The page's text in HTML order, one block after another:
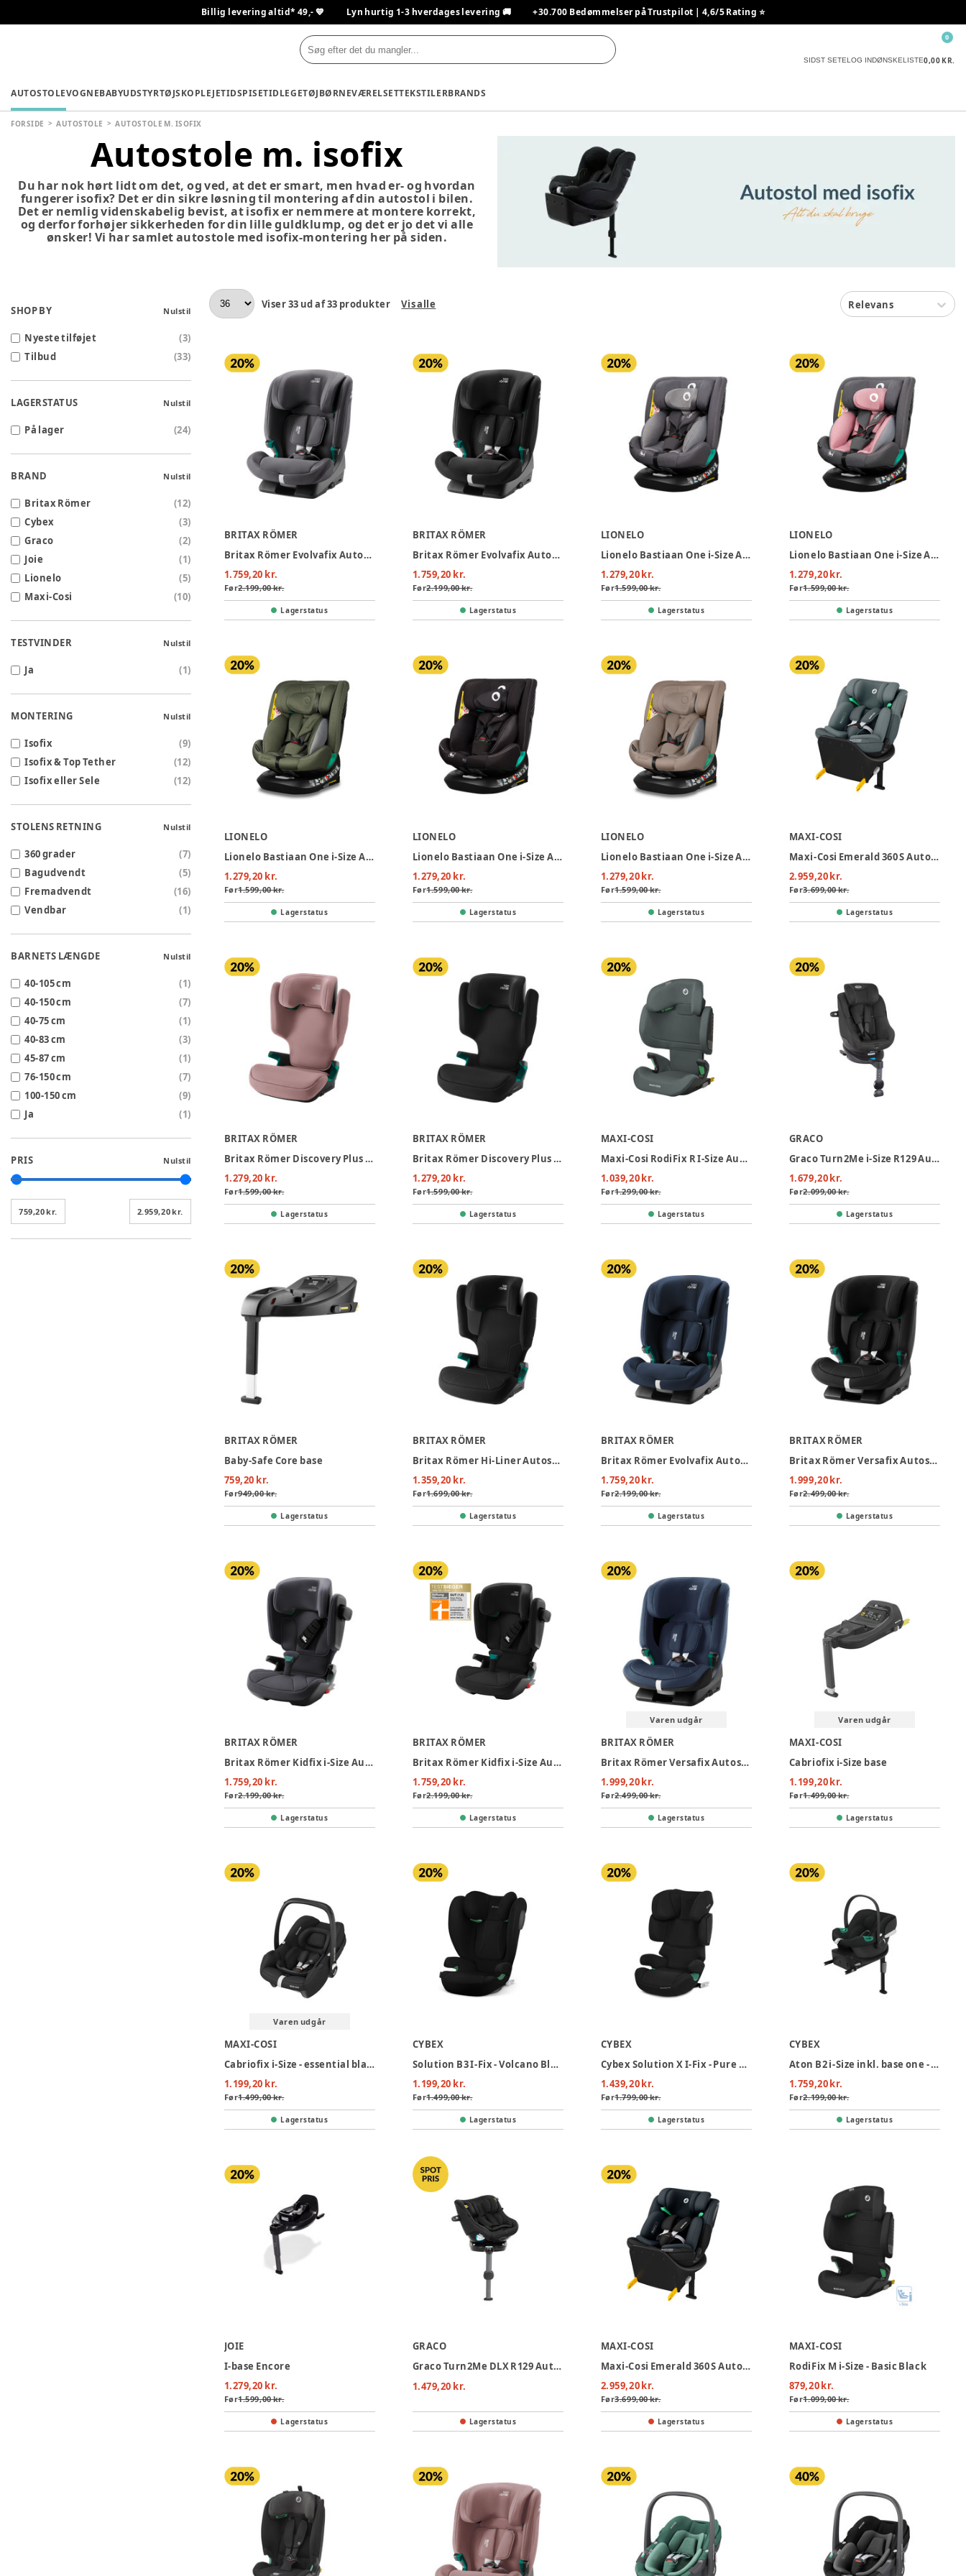
Billig levering altid* 49,- 💙 Lyn hurtig 1-3 hverdages levering 🚚 +30.700 Bedømmelser på Trustpilot | 4,6/5 Rating ⭐️
SIDST SETELOG INDØNSKELISTE0,00 KR.
0
AUTOSTOLEVOGNEBABYUDSTYRTØJSKOPLEJETIDSPISETIDLEGETØJBØRNEVÆRELSETTEKSTILERBRANDS
FORSIDE AUTOSTOLE AUTOSTOLE M. ISOFIX
Autostole m. isofix
Du har nok hørt lidt om det, og ved, at det er smart, men hvad er- og hvordan
fungerer isofix? Det er din sikre løsning til montering af din autostol i bilen.
Det er nemlig videnskabelig bevist, at isofix er nemmere at montere korrekt,
og derfor forhøjer sikkerheden for din lille guldklump, og det er jo det vi alle
ønsker! Vi har samlet autostole med isofix-montering her på siden.
SHOP BY Nulstil
Nyeste tilføjet (3)
Tilbud
(33)
LAGERSTATUS Nulstil
På lager (24)
BRAND Nulstil
Britax Römer (12)
Cybex
(3)
Graco
(2)
Joie
(1)
Lionelo
(5)
Maxi-Cosi
(10)
TESTVINDER Nulstil
Ja (1)
MONTERING Nulstil
Isofix (9)
Isofix & Top Tether
(12)
Isofix eller Sele
(12)
STOLENS RETNING Nulstil
360 grader (7)
Bagudvendt
(5)
Fremadvendt
(16)
Vendbar
(1)
BARNETS LÆNGDE Nulstil
40-105 cm (1)
40-150 cm
(7)
40-75 cm
(1)
40-83 cm
(3)
45-87 cm
(1)
76-150 cm
(7)
100-150 cm
(9)
Ja
(1)
PRIS Nulstil
759,20 kr. 2.959,20 kr.
Viser33 ud af33 produkter Vis alle Relevans
BRITAX RÖMER
Britax Römer Evolvafix Autostol - Midnight Grey
1.759,20 kr.
Før2.199,00 kr.
Lagerstatus
BRITAX RÖMER
Britax Römer Evolvafix Autostol - Space Black
1.759,20 kr.
Før2.199,00 kr.
Lagerstatus
LIONELO
Lionelo Bastiaan One i-Size Autostol - Grey Stone
1.279,20 kr.
Før1.599,00 kr.
Lagerstatus
LIONELO
Lionelo Bastiaan One i-Size Autostol - Pink Rose
1.279,20 kr.
Før1.599,00 kr.
Lagerstatus
LIONELO
Lionelo Bastiaan One i-Size Autostol - Green Olive
1.279,20 kr.
Før1.599,00 kr.
Lagerstatus
LIONELO
Lionelo Bastiaan One i-Size Autostol - Black Carbon
1.279,20 kr.
Før1.599,00 kr.
Lagerstatus
LIONELO
Lionelo Bastiaan One i-Size Autostol - Beige Sand
1.279,20 kr.
Før1.599,00 kr.
Lagerstatus
MAXI-COSI
Maxi-Cosi Emerald 360 S Autostol - Tonal Graphite
2.959,20 kr.
Før3.699,00 kr.
Lagerstatus
BRITAX RÖMER
Britax Römer Discovery Plus 2 Autostol - Dusty Rose
1.279,20 kr.
Før1.599,00 kr.
Lagerstatus
BRITAX RÖMER
Britax Römer Discovery Plus 2 Autostol - Space Black
1.279,20 kr.
Før1.599,00 kr.
Lagerstatus
MAXI-COSI
Maxi-Cosi RodiFix R I-Size Autostol - Authentic Graphite
1.039,20 kr.
Før1.299,00 kr.
Lagerstatus
GRACO
Graco Turn2Me i-Size R129 Autostol - Midnight
1.679,20 kr.
Før2.099,00 kr.
Lagerstatus
BRITAX RÖMER
Baby-Safe Core base
759,20 kr.
Før949,00 kr.
Lagerstatus
BRITAX RÖMER
Britax Römer Hi-Liner Autostol - Space Black
1.359,20 kr.
Før1.699,00 kr.
Lagerstatus
BRITAX RÖMER
Britax Römer Evolvafix Autostol - Night Blue
1.759,20 kr.
Før2.199,00 kr.
Lagerstatus
BRITAX RÖMER
Britax Römer Versafix Autostol - Space Black
1.999,20 kr.
Før2.499,00 kr.
Lagerstatus
BRITAX RÖMER
Britax Römer Kidfix i-Size Autostol - Storm Grey
1.759,20 kr.
Før2.199,00 kr.
Lagerstatus
BRITAX RÖMER
Britax Römer Kidfix i-Size Autostol - Cosmos Black
1.759,20 kr.
Før2.199,00 kr.
Lagerstatus
Varen udgår
BRITAX RÖMER
Britax Römer Versafix Autostol - Night Blue
1.999,20 kr.
Før2.499,00 kr.
Lagerstatus
Varen udgår
MAXI-COSI
Cabriofix i-Size base
1.199,20 kr.
Før1.499,00 kr.
Lagerstatus
Varen udgår
MAXI-COSI
Cabriofix i-Size - essential black
1.199,20 kr.
Før1.499,00 kr.
Lagerstatus
CYBEX
Solution B3 I-Fix - Volcano Black
1.199,20 kr.
Før1.499,00 kr.
Lagerstatus
CYBEX
Cybex Solution X I-Fix - Pure Black
1.439,20 kr.
Før1.799,00 kr.
Lagerstatus
CYBEX
Aton B2 i-Size inkl. base one - Volcano Black
1.759,20 kr.
Før2.199,00 kr.
Lagerstatus
JOIE
I-base Encore
1.279,20 kr.
Før1.599,00 kr.
Lagerstatus
GRACO
Graco Turn2Me DLX R129 Autostol - Midnight
1.479,20 kr.
Lagerstatus
MAXI-COSI
Maxi-Cosi Emerald 360 S Autostol - Tonal Black
2.959,20 kr.
Før3.699,00 kr.
Lagerstatus
MAXI-COSI
RodiFix M i-Size - Basic Black
879,20 kr.
Før1.099,00 kr.
Lagerstatus